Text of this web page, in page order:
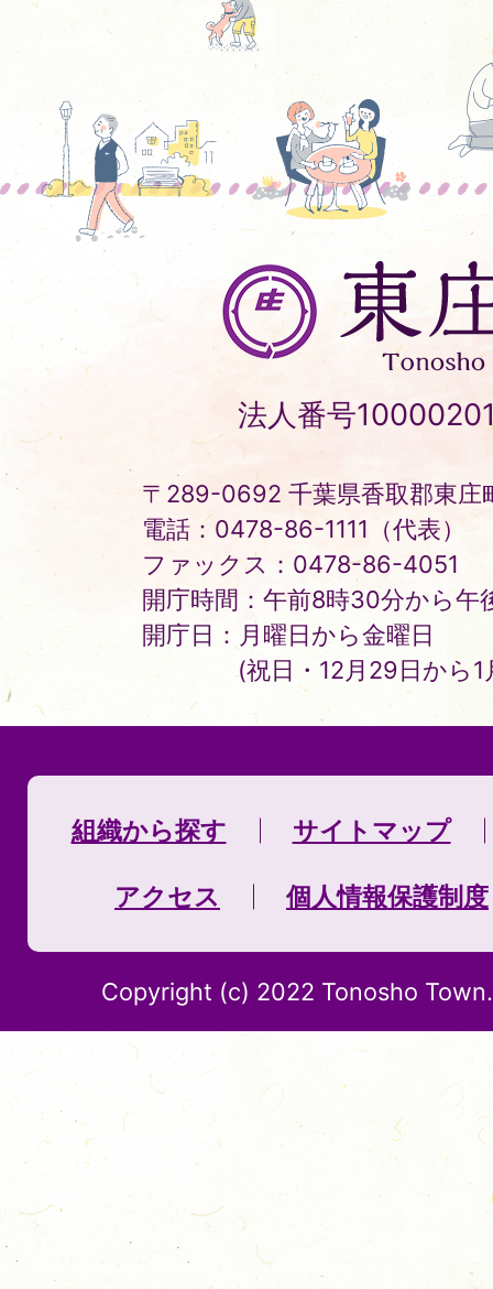
東
庄
町
Tonosho
Town
法人番号
〒289-0692 千葉県香取郡東庄
電話：0478-86-1111（代表）
ファックス：0478-86-4051
開庁時間：午前8時30分から午
開庁日：月曜日から金曜日
(祝日・12月29日から
組織から探す サイトマップ
アクセス 個人情報保護制度
Copyright (c) 2022 Tonosho